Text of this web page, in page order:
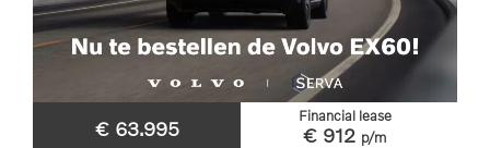
€ 63.995
Financial lease
€ 912 p/m